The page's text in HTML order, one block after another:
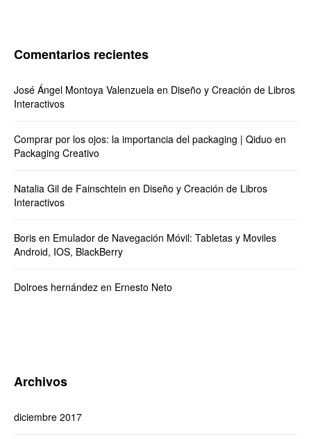
Comentarios recientes
José Ángel Montoya Valenzuela en Diseño y Creación de Libros
Interactivos
Comprar por los ojos: la importancia del packaging | Qiduo en
Packaging Creativo
Natalia Gil de Fainschtein en Diseño y Creación de Libros
Interactivos
Boris en Emulador de Navegación Móvil: Tabletas y Moviles
Android, IOS, BlackBerry
Dolroes hernández en Ernesto Neto
Archivos
diciembre 2017